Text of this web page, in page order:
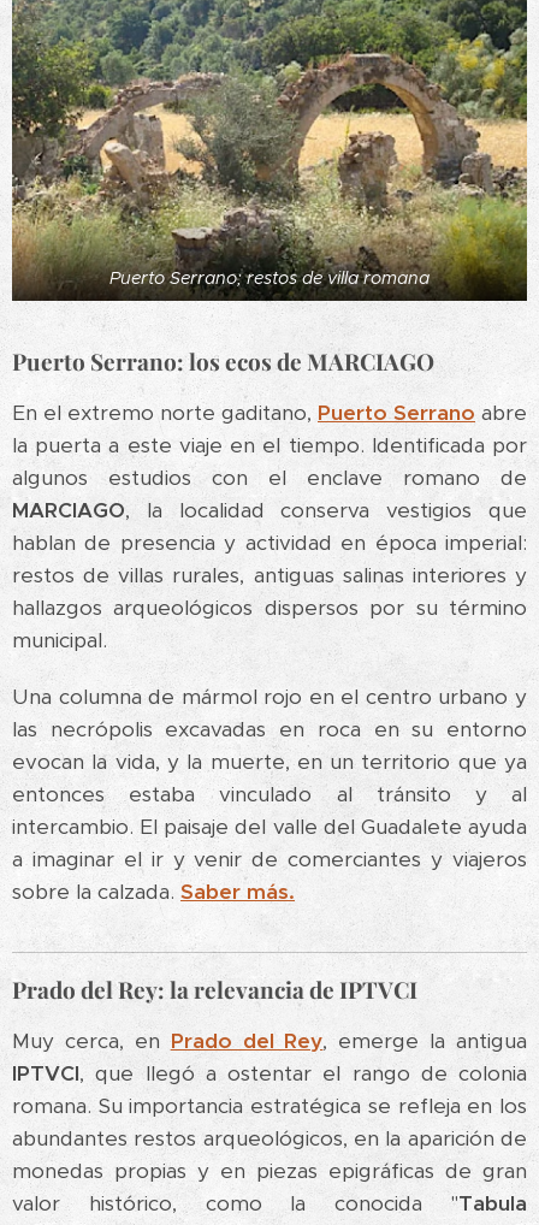
Puerto Serrano; restos de villa romana
Puerto Serrano: los ecos de MARCIAGO
En el extremo norte gaditano, Puerto Serrano abre
la puerta a este viaje en el tiempo. Identificada por
algunos estudios con el enclave romano de
MARCIAGO, la localidad conserva vestigios que
hablan de presencia y actividad en época imperial:
restos de villas rurales, antiguas salinas interiores y
hallazgos arqueológicos dispersos por su término
municipal.
Una columna de mármol rojo en el centro urbano y
las necrópolis excavadas en roca en su entorno
evocan la vida, y la muerte, en un territorio que ya
entonces estaba vinculado al tránsito y al
intercambio. El paisaje del valle del Guadalete ayuda
a imaginar el ir y venir de comerciantes y viajeros
sobre la calzada. Saber más.
Prado del Rey: la relevancia de IPTVCI
Muy cerca, en Prado del Rey, emerge la antigua
IPTVCI, que llegó a ostentar el rango de colonia
romana. Su importancia estratégica se refleja en los
abundantes restos arqueológicos, en la aparición de
monedas propias y en piezas epigráficas de gran
valor histórico, como la conocida "Tabula